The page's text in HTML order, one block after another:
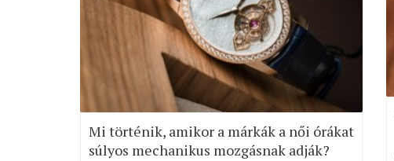
Mi történik, amikor a márkák a női órákat
súlyos mechanikus mozgásnak adják?